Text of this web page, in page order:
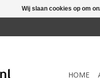
HOME
Wij slaan cookies op om